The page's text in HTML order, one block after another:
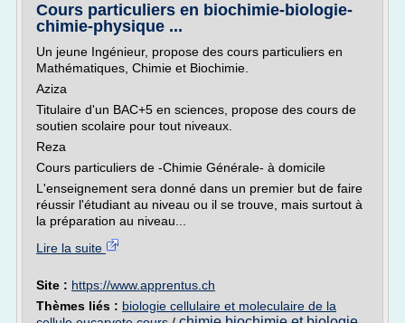
Cours particuliers en biochimie-biologie-
chimie-physique ...
Un jeune Ingénieur, propose des cours particuliers en
Mathématiques, Chimie et Biochimie.
Aziza
Titulaire d'un BAC+5 en sciences, propose des cours de
soutien scolaire pour tout niveaux.
Reza
Cours particuliers de -Chimie Générale- à domicile
L'enseignement sera donné dans un premier but de faire
réussir l'étudiant au niveau ou il se trouve, mais surtout à
la préparation au niveau...
Lire la suite
Site : https://www.apprentus.ch
Thèmes liés : biologie cellulaire et moleculaire de la